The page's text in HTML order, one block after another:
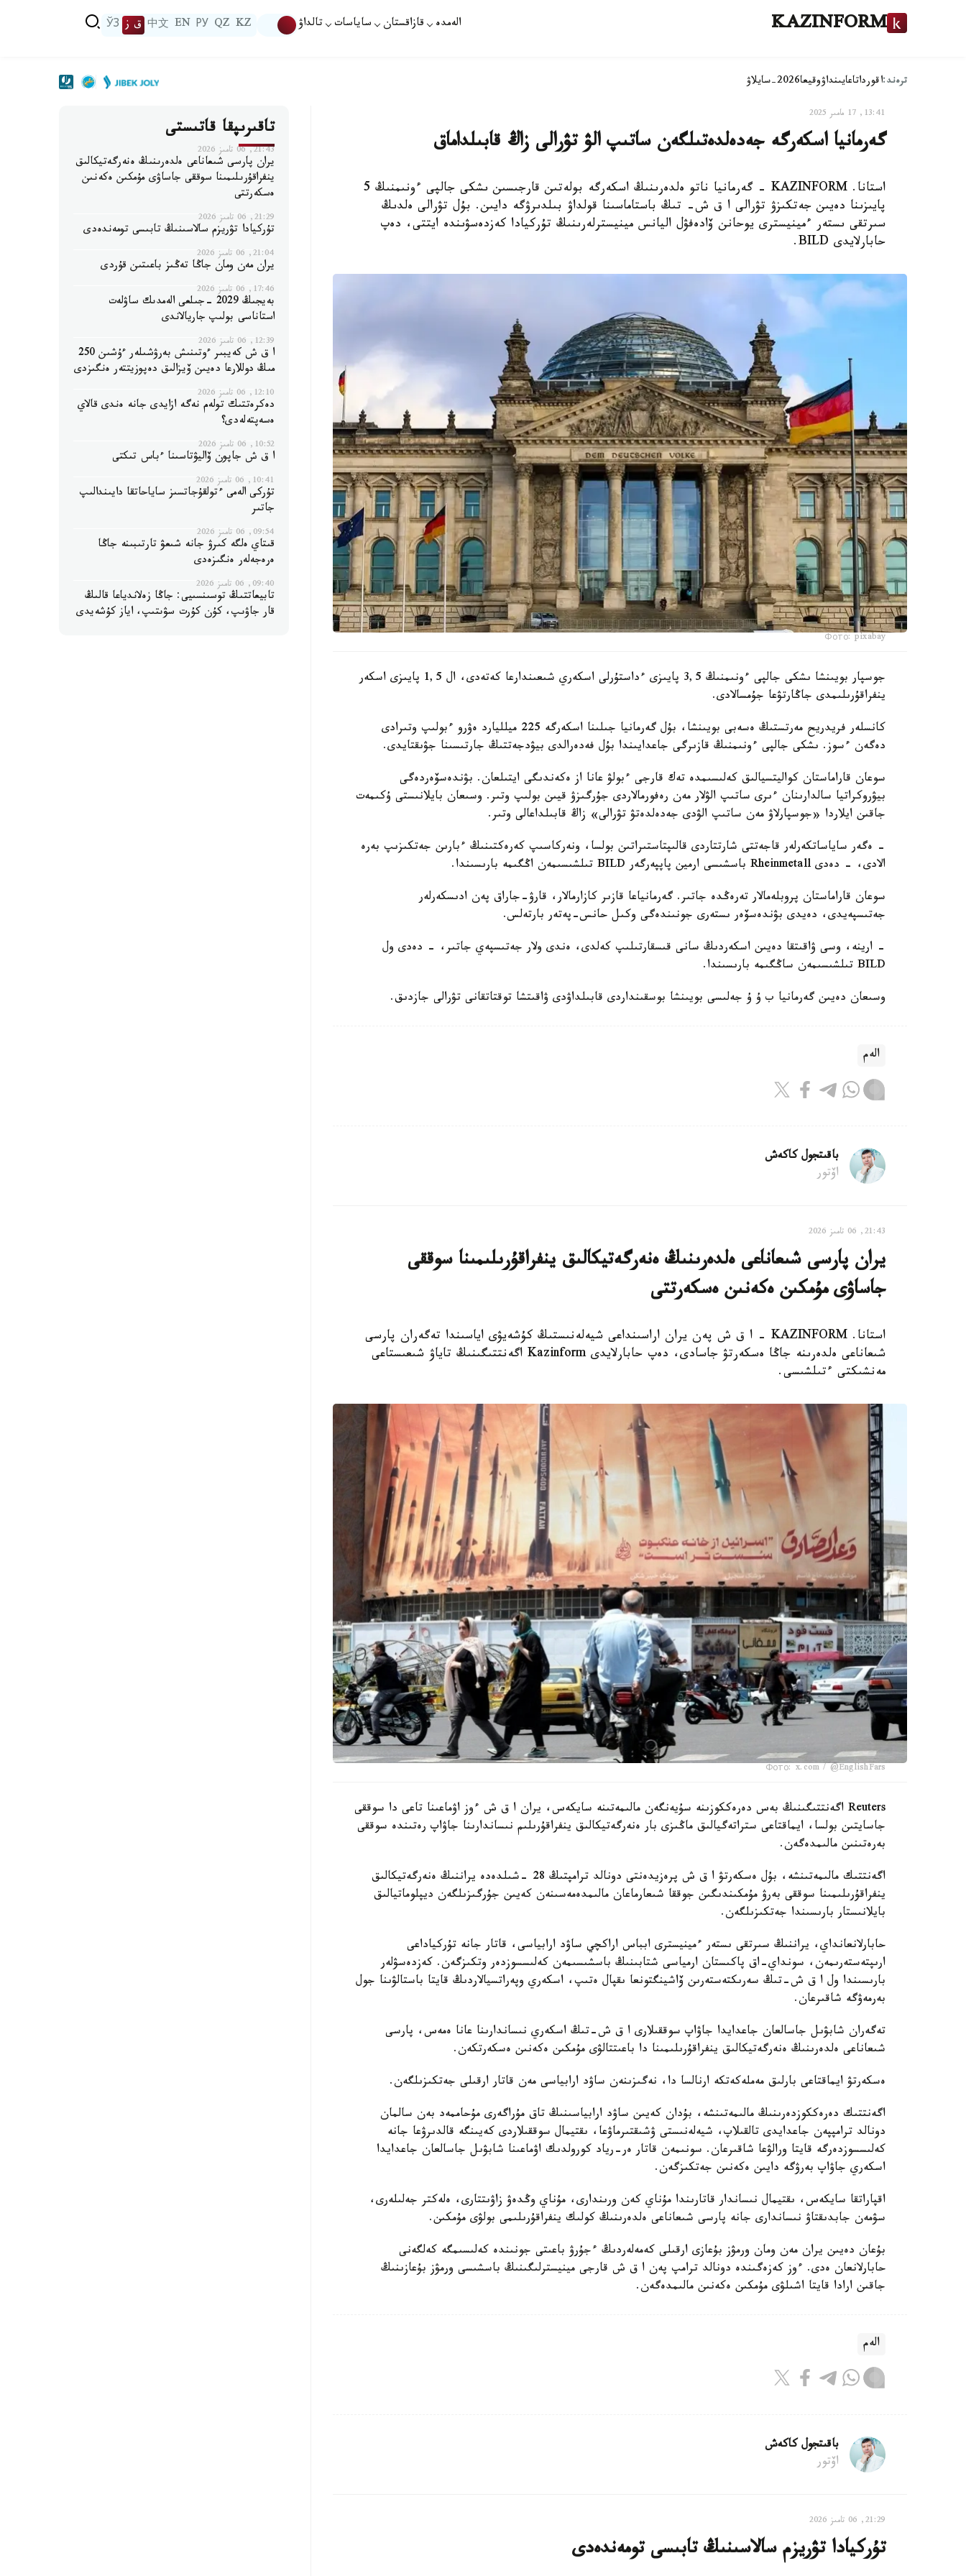
KAZINFORM الەمدە قازاقستان ساياسات تالداۋ KZ
QZ
РУ
EN
中文 ق ز ЎЗ
ترەند:اقورداتاعايىنداۋوقيعا2026-سايلاۋ
13:41, 17 مامىر 2025
گەرمانيا اسكەرگە جەدەلدەتىلگەن ساتىپ الۋ تۋرالى زاڭ قابىلداماق
استانا. KAZINFORM - گەرمانيا ناتو ەلدەرىنىڭ اسكەرگە بولەتىن قارجىسىن ىشكى جالپى ءونىمنىڭ 5
پايىزىنا دەيىن جەتكىزۋ تۋرالى ا ق ش- تىڭ باستاماسىنا قولداۋ بىلدىرۋگە دايىن. بۇل تۋرالى ەلدىڭ
سىرتقى ىستەر ءمينيسترى يوحانن ۆادەفۋل اليانس مينيسترلەرىنىڭ تۇركيادا كەزدەسۋىندە ايتتى، دەپ
حابارلايدى BILD.
Фото: pixabay
جوسپار بويىنشا ىشكى جالپى ءونىمنىڭ 3,5 پايىزى ءداستۇرلى اسكەري شىعىندارعا كەتەدى، ال 1,5 پايىزى اسكەر
ينفراقۇرىلىمدى جاڭارتۋعا جۇمسالادى.
كانسلەر فريدريح مەرتستىڭ ەسەبى بويىنشا، بۇل گەرمانيا جىلىنا اسكەرگە 225 ميلليارد ەۋرو ءبولىپ وتىرادى
دەگەن ءسوز. ىشكى جالپى ءونىمنىڭ قازىرگى جاعدايىندا بۇل فەدەرالدى بيۋدجەتتىڭ جارتىسىنا جۋىقتايدى.
سوعان قاراماستان كواليتسيالىق كەلىسىمدە تەك قارجى ءبولۋ عانا از ەكەندىگى ايتىلعان. بۋندەسۆەردەگى
بيۋروكراتيا سالدارىنان ءىرى ساتىپ الۋلار مەن رەفورمالاردى جۇرگىزۋ قيىن بولىپ وتىر. وسىعان بايلانىستى ۇكىمەت
جاقىن ايلاردا «جوسپارلاۋ مەن ساتىپ الۋدى جەدەلدەتۋ تۋرالى» زاڭ قابىلداعالى وتىر.
- ەگەر ساياساتكەرلەر قاجەتتى شارتتاردى قالىپتاستىراتىن بولسا، ونەركاسىپ كەرەكتىنىڭ ءبارىن جەتكىزىپ بەرە
الادى، - دەدى Rheinmetall باسشىسى ارمين پاپپەرگەر BILD تىلشىسىمەن اڭگىمە بارىسىندا.
سوعان قاراماستان پروبلەمالار تەرەڭدە جاتىر. گەرمانياعا قازىر كازارمالار، قارۋ-جاراق پەن ادىسكەرلەر
جەتىسپەيدى، دەيدى بۋندەسۆەر ىستەرى جونىندەگى وكىل حانس-پەتەر بارتەلس.
- ارينە، وسى ۋاقىتقا دەيىن اسكەردىڭ سانى قىسقارتىلىپ كەلدى، ەندى ولار جەتىسپەي جاتىر، - دەدى ول
BILD تىلشىسىمەن ساڭگىمە بارىسىندا.
وسىعان دەيىن گەرمانيا ب ۇ ۇ جەلىسى بويىنشا بوسقىنداردى قابىلداۋدى ۋاقىتشا توقتاتقانى تۋرالى جازدىق.
الەم
باقىتجول كاكەش
اۆتور
21:43, 06 تامىز 2026
يران پارسى شىعاناعى ەلدەرىنىڭ ەنەرگەتيكالىق ينفراقۇرىلىمىنا سوققى
جاساۋى مۇمكىن ەكەنىن ەسكەرتتى
استانا. KAZINFORM - ا ق ش پەن يران اراسىنداعى شيەلەنىستىڭ كۇشەيۋى اياسىندا تەگەران پارسى
شىعاناعى ەلدەرىنە جاڭا ەسكەرتۋ جاسادى، دەپ حابارلايدى Kazinform اگەنتتىگىنىڭ تاياۋ شىعىستاعى
مەنشىكتى ءتىلشىسى.
Фото: x.com / @EnglishFars
Reuters اگەنتتىگىنىڭ بەس دەرەككوزىنە سۇيەنگەن مالىمەتىنە سايكەس، يران ا ق ش ءوز اۋماعىنا تاعى دا سوققى
جاسايتىن بولسا، ايماقتاعى ستراتەگيالىق ماڭىزى بار ەنەرگەتيكالىق ينفراقۇرىلىم نىساندارىنا جاۋاپ رەتىندە سوققى
بەرەتىنىن مالىمدەگەن.
اگەنتتىك مالىمەتىنشە، بۇل ەسكەرتۋ ا ق ش پرەزيدەنتى دونالد ترامپتىڭ 28 -شىلدەدە يراننىڭ ەنەرگەتيكالىق
ينفراقۇرىلىمىنا سوققى بەرۋ مۇمكىندىگىن جوققا شىعارماعان مالىمدەمەسىنەن كەيىن جۇرگىزىلگەن ديپلوماتيالىق
بايلانىستار بارىسىندا جەتكىزىلگەن.
حابارلانعانداي، يراننىڭ سىرتقى ىستەر ءمينيسترى ابباس اراكچي ساۋد ارابياسى، قاتار جانە تۇركياداعى
ارىپتەستەرىمەن، سونداي-اق پاكىستان ارمياسى شتابىنىڭ باسشىسىمەن كەلىسسوزدەر وتكىزگەن. كەزدەسۋلەر
بارىسىندا ول ا ق ش-تىڭ سەرىكتەستەرىن ۆاشينگتونعا ىقپال ەتىپ، اسكەري وپەراتسيالاردىڭ قايتا باستالۋىنا جول
بەرمەۋگە شاقىرعان.
تەگەران شابۋىل جاسالعان جاعدايدا جاۋاپ سوققىلارى ا ق ش-تىڭ اسكەري نىساندارىنا عانا ەمەس، پارسى
شىعاناعى ەلدەرىنىڭ ەنەرگەتيكالىق ينفراقۇرىلىمىنا دا باعىتتالۋى مۇمكىن ەكەنىن ەسكەرتكەن.
ەسكەرتۋ ايماقتاعى بارلىق مەملەكەتكە ارنالسا دا، نەگىزىنەن ساۋد ارابياسى مەن قاتار ارقىلى جەتكىزىلگەن.
اگەنتتىك دەرەككوزدەرىنىڭ مالىمەتىنشە، بۇدان كەيىن ساۋد ارابياسىنىڭ تاق مۇراگەرى مۇحاممەد بەن سالمان
دونالد ترامپپەن جاعدايدى تالقىلاپ، شيەلەنىستى ۋشىقتىرماۋعا، ىقتيمال سوققىلاردى كەيىنگە قالدىرۋعا جانە
كەلىسسوزدەرگە قايتا ورالۋعا شاقىرعان. سونىمەن قاتار ەر-رياد كورولدىك اۋماعىنا شابۋىل جاسالعان جاعدايدا
اسكەري جاۋاپ بەرۋگە دايىن ەكەنىن جەتكىزگەن.
اقپاراتقا سايكەس، ىقتيمال نىساندار قاتارىندا مۇناي كەن ورىندارى، مۇناي وڭدەۋ زاۋىتتارى، ەلەكتر جەلىلەرى،
سۋمەن جابدىقتاۋ نىساندارى جانە پارسى شىعاناعى ەلدەرىنىڭ كولىك ينفراقۇرىلىمى بولۋى مۇمكىن.
بۇعان دەيىن يران مەن ومان ورمۋز بۇعازى ارقىلى كەمەلەردىڭ ءجۇرۋ باعىتى جونىندە كەلىسىمگە كەلگەنى
حابارلانعان ەدى. ءوز كەزەگىندە دونالد ترامپ پەن ا ق ش قارجى مينيسترلىگىنىڭ باسشىسى ورمۋز بۇعازىنىڭ
جاقىن ارادا قايتا اشىلۋى مۇمكىن ەكەنىن مالىمدەگەن.
الەم
باقىتجول كاكەش
اۆتور
21:29, 06 تامىز 2026
تۇركيادا تۋريزم سالاسىنىڭ تابىسى تومەندەدى
تاقىرىپقا قاتىستى
21:43, 06 تامىز 2026
يران پارسى شىعاناعى ەلدەرىنىڭ ەنەرگەتيكالىق
ينفراقۇرىلىمىنا سوققى جاساۋى مۇمكىن ەكەنىن
ەسكەرتتى
21:29, 06 تامىز 2026
تۇركيادا تۋريزم سالاسىنىڭ تابىسى تومەندەدى
21:04, 06 تامىز 2026
يران مەن ومان جاڭا تەڭىز باعىتىن قۇردى
17:46, 06 تامىز 2026
بەيجىڭ 2029 -جىلعى الەمدىك ساۋلەت
استاناسى بولىپ جاريالاندى
12:39, 06 تامىز 2026
ا ق ش كەيبىر ءوتىنىش بەرۋشىلەر ءۇشىن 250
مىڭ دوللارعا دەيىن ۆيزالىق دەپوزيتتەر ەنگىزدى
12:10, 06 تامىز 2026
دەكرەتتىك تولەم نەگە ازايدى جانە ەندى قالاي
ەسەپتەلەدى؟
10:52, 06 تامىز 2026
ا ق ش جاپون ۆاليۋتاسىنا ءباس تىكتى
10:41, 06 تامىز 2026
تۇركى الەمى ءتولقۇجاتسىز ساياحاتقا دايىندالىپ
جاتىر
09:54, 06 تامىز 2026
قىتاي ەلگە كىرۋ جانە شىعۋ تارتىبىنە جاڭا
ەرەجەلەر ەنگىزەدى
09:40, 06 تامىز 2026
تابيعاتتىڭ توسىنسىيى: جاڭا زەلاندياعا قالىڭ
قار جاۋىپ، كۇن كۇرت سۋىتىپ، اياز كۇشەيدى